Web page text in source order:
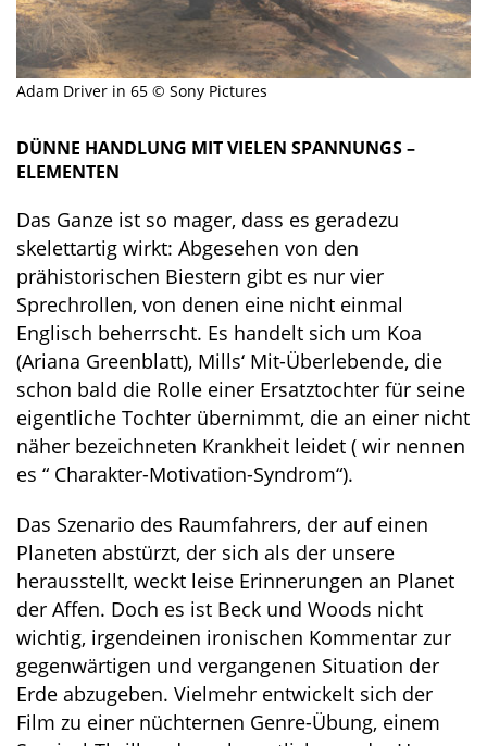
Adam Driver in 65 © Sony Pictures
DÜNNE HANDLUNG MIT VIELEN SPANNUNGS –
ELEMENTEN
Das Ganze ist so mager, dass es geradezu
skelettartig wirkt: Abgesehen von den
prähistorischen Biestern gibt es nur vier
Sprechrollen, von denen eine nicht einmal
Englisch beherrscht. Es handelt sich um Koa
(Ariana Greenblatt), Mills‘ Mit-Überlebende, die
schon bald die Rolle einer Ersatztochter für seine
eigentliche Tochter übernimmt, die an einer nicht
näher bezeichneten Krankheit leidet ( wir nennen
es “ Charakter-Motivation-Syndrom“).
Das Szenario des Raumfahrers, der auf einen
Planeten abstürzt, der sich als der unsere
herausstellt, weckt leise Erinnerungen an Planet
der Affen. Doch es ist Beck und Woods nicht
wichtig, irgendeinen ironischen Kommentar zur
gegenwärtigen und vergangenen Situation der
Erde abzugeben. Vielmehr entwickelt sich der
Film zu einer nüchternen Genre-Übung, einem